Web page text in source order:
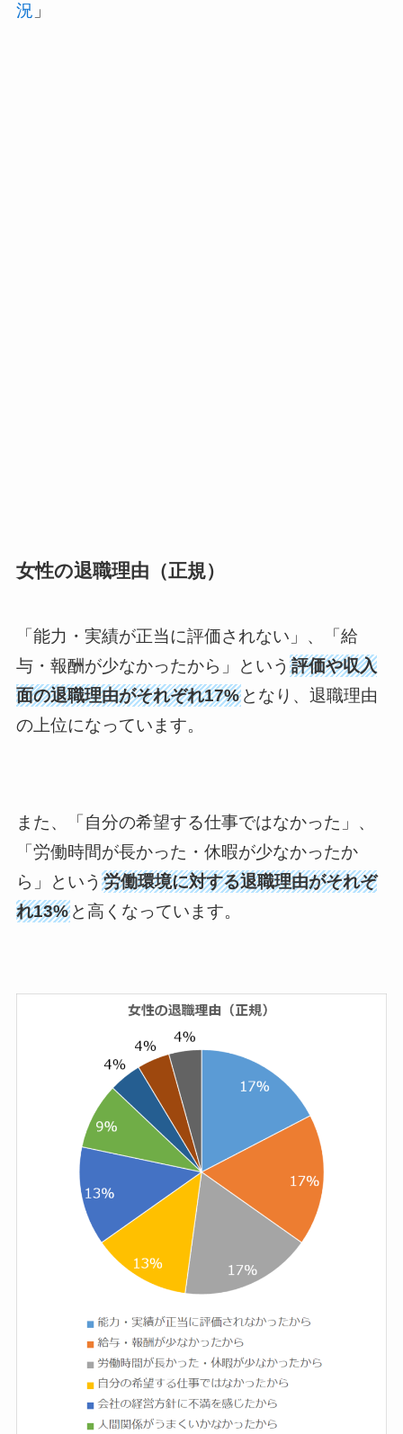
況 」
女性の退職理由（正規）
「能力・実績が正当に評価されない」、「給
与・報酬が少なかったから」という 評価や収入
面の退職理由がそれぞれ17%となり、退職理由
の上位になっています。
また、「自分の希望する仕事ではなかった」、
「労働時間が長かった・休暇が少なかったか
ら」という 労働環境に対する退職理由がそれぞ
れ13%と高くなっています。